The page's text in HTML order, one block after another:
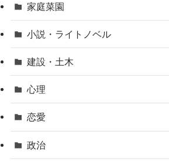
家庭菜園
小説・ライトノベル
建設・土木
心理
恋愛
政治